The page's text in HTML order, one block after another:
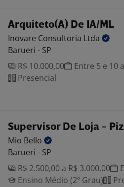
Arquiteto(A) De IA/ML
Inovare Consultoria Ltda
Barueri - SP
R$ 10.000,00
Entre 5 e 10
Presencial
Supervisor De Loja -
Mio Bello
Barueri - SP
R$ 2.500,00 a R$ 3.000,00
Ensino Médio (2º Grau)